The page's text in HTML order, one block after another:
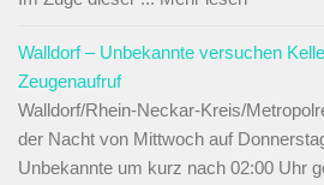
Walldorf – Unbekannte versuchen
Zeugenaufruf
Walldorf/Rhein-Neckar-Kreis/
der Nacht von Mittwoch auf
Unbekannte um kurz nach 02:00 Uhr